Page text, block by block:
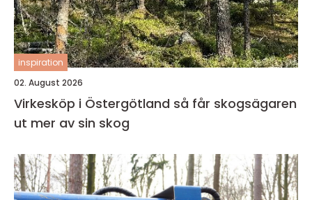
inspiration
02. August 2026
Virkesköp i Östergötland så får skogsägaren
ut mer av sin skog